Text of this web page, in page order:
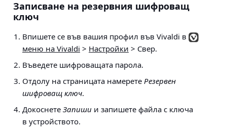
Записване на резервния шифроващ
ключ
Впишете се във вашия профил във Vivaldi в
меню на Vivaldi > Настройки > Свер.
Въведете шифроващата парола.
Отдолу на страницата намерете Резервен
шифроващ ключ.
Докоснете Запиши и запишете файла с ключа
в устройството.